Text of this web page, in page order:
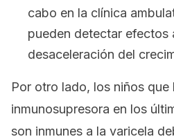
cabo en la clínica
pueden detectar efectos
desaceleración del
Por otro lado, los niños
inmunosupresora en los
son inmunes a la varicela